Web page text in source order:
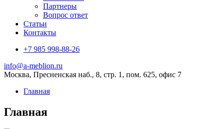
Партнеры
Вопрос ответ
Cтатьи
Контакты
+7 985 998-88-26
info@a-meblion.ru
Москва, Пресненская наб., 8, стр. 1, пом. 625, офис 7
Главная
Главная